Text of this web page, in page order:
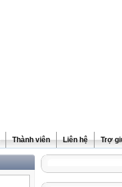
Thành viên Liên hệ Trợ